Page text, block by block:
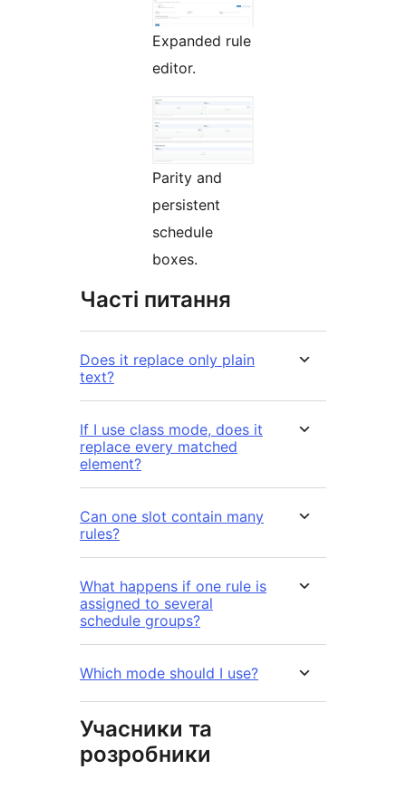
Expanded rule
editor.
Parity and
persistent
schedule
boxes.
Часті питання
Does it replace only plain
text?
If I use class mode, does it
replace every matched
element?
Can one slot contain many
rules?
What happens if one rule is
assigned to several
schedule groups?
Which mode should I use?
Учасники та
розробники